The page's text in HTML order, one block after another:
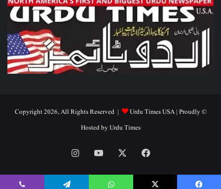
© Copyright 2026, All Rights Reserved |
Urdu Times USA| Proudly
Hosted byUrdu Times
Facebook
YouTube